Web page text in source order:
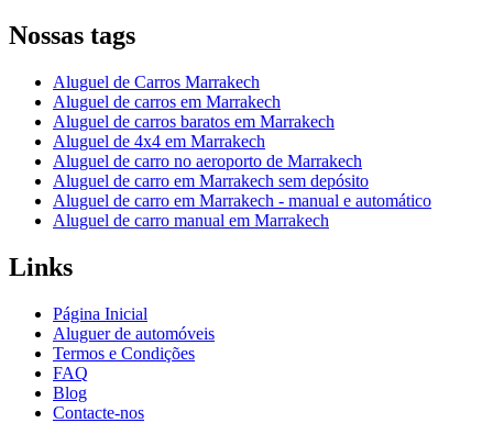
Nossas tags
Aluguel de Carros Marrakech
Aluguel de carros em Marrakech
Aluguel de carros baratos em Marrakech
Aluguel de 4x4 em Marrakech
Aluguel de carro no aeroporto de Marrakech
Aluguel de carro em Marrakech sem depósito
Aluguel de carro em Marrakech - manual e automático
Aluguel de carro manual em Marrakech
Links
Página Inicial
Aluguer de automóveis
Termos e Condições
FAQ
Blog
Contacte-nos